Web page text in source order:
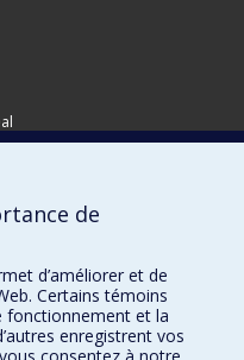
de
d’améliorer et de
Certains témoins
fonctionnement et la
enregistrent vos
consentez à notre